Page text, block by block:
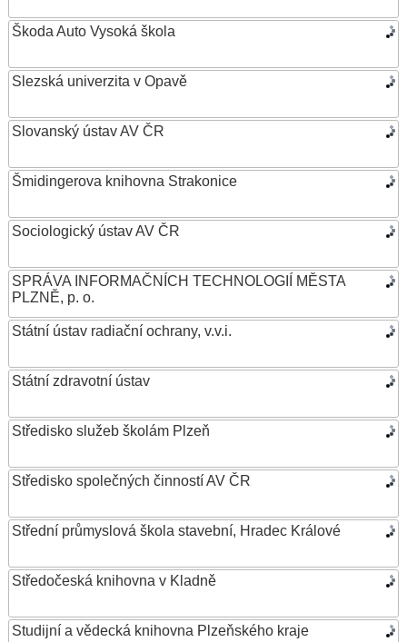
Škoda Auto Vysoká škola
Slezská univerzita v Opavě
Slovanský ústav AV ČR
Šmidingerova knihovna Strakonice
Sociologický ústav AV ČR
SPRÁVA INFORMAČNÍCH TECHNOLOGIÍ MĚSTA
PLZNĚ, p. o.
Státní ústav radiační ochrany, v.v.i.
Státní zdravotní ústav
Středisko služeb školám Plzeň
Středisko společných činností AV ČR
Střední průmyslová škola stavební, Hradec Králové
Středočeská knihovna v Kladně
Studijní a vědecká knihovna Plzeňského kraje